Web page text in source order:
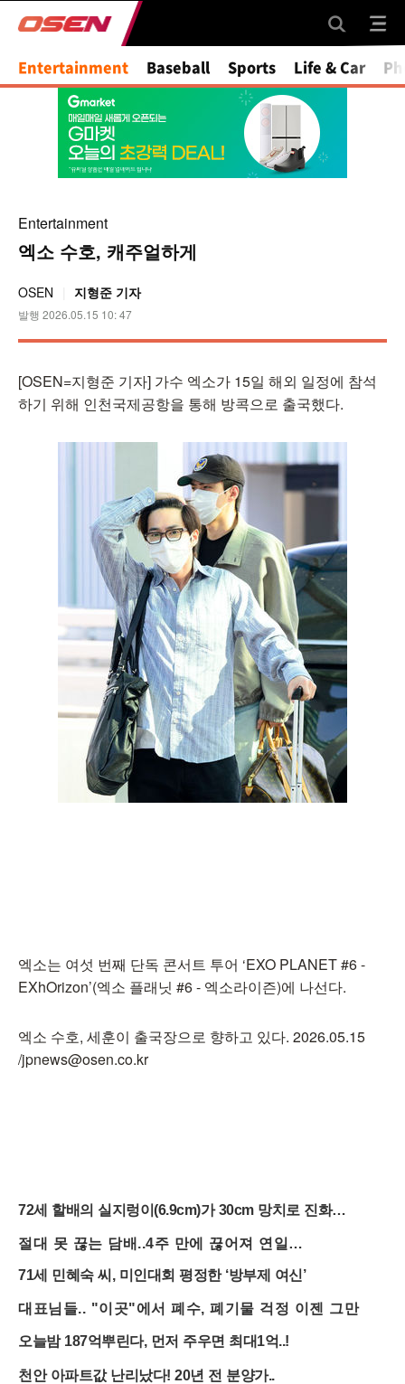
Mute
Entertainment Baseball Sports Life & Car
Entertainment
엑소 수호, 캐주얼하게
OSEN 지형준 기자
발행 2026.05.15 10: 47
[OSEN=지형준 기자] 가수 엑소가 15일 해외 일정에 참석
하기 위해 인천국제공항을 통해 방콕으로 출국했다.
엑소는 여섯 번째 단독 콘서트 투어 ‘EXO PLANET #6 -
EXhOrizon’(엑소 플래닛 #6 - 엑소라이즌)에 나선다.
엑소 수호, 세훈이 출국장으로 향하고 있다. 2026.05.15
/jpnews@osen.co.kr